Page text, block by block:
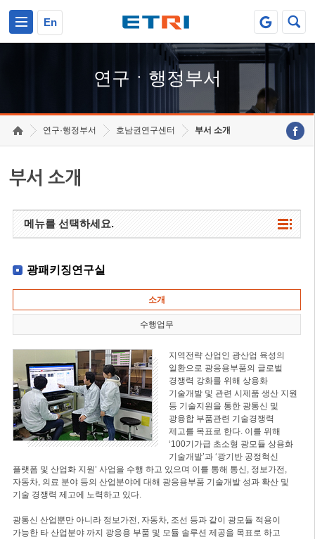
En
연구ㆍ행정부서
연구·행정부서 호남권연구센터 부서 소개
부서 소개
메뉴를 선택하세요.
광패키징연구실
소개
수행업무
지역전략 산업인 광산업 육성의
일환으로 광응용부품의 글로벌
경쟁력 강화를 위해 상용화
기술개발 및 관련 시제품 생산 지원
등 기술지원을 통한 광통신 및
광융합 부품관련 기술경쟁력
제고를 목표로 한다. 이를 위해
‘100기가급 초소형 광모듈 상용화
기술개발’과 ‘광기반 공정혁신
플랫폼 및 산업화 지원’ 사업을 수행 하고 있으며 이를 통해 통신, 정보가전,
자동차, 의료 분야 등의 산업분야에 대해 광응용부품 기술개발 성과 확산 및
기술 경쟁력 제고에 노력하고 있다.
광통신 산업뿐만 아니라 정보가전, 자동차, 조선 등과 같이 광모듈 적용이
가능한 타 산업분야 까지 광응용 부품 및 모듈 솔루션 제공을 목표로 하고